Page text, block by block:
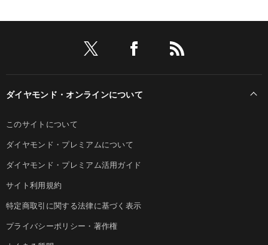
ダイヤモンド・オンラインについて
このサイトについて
ダイヤモンド・プレミアムについて
ダイヤモンド・プレミアム活用ガイド
サイト利用規約
特定商取引に関する法律に基づく表示
プライバシーポリシー・著作権